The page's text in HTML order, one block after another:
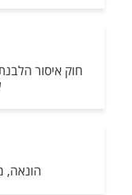
חוק איסור
הונאה,